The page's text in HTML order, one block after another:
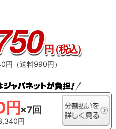
円（税込）
円（送料990円）
×7回
円